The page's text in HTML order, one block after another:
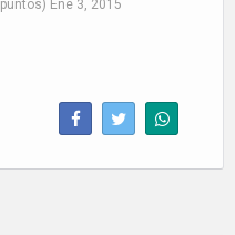
puntos) Ene 3, 2015